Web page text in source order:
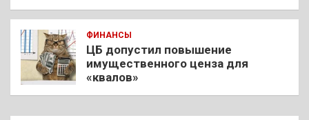
ФИНАНСЫ
ЦБ допустил повышение
имущественного ценза для
«квалов»